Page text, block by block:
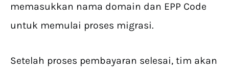
memasukkan nama domain dan EPP Code
untuk memulai proses migrasi.
Setelah proses pembayaran selesai, tim akan